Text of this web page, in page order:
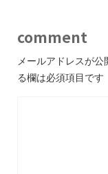
comment
メールアドレスが公
る欄は必須項目です